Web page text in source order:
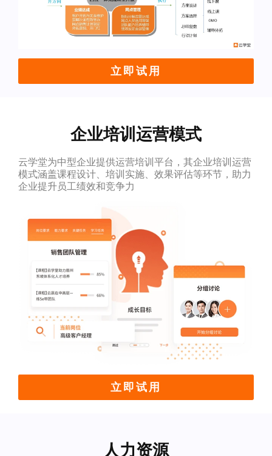
立即试用
企业培训运营模式
云学堂为中型企业提供运营培训平台，其企业培训运营
模式涵盖课程设计、培训实施、效果评估等环节，助力
企业提升员工绩效和竞争力
立即试用
人力资源